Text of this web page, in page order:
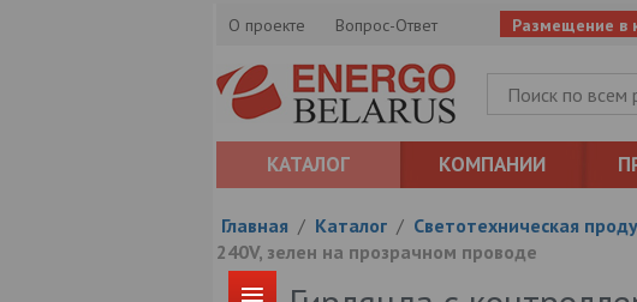
О проекте Вопрос-Ответ Размещение в
КАТАЛОГ КОМПАНИИ
Главная / Каталог / Светотехническая
240V, зелен на прозрачном проводе